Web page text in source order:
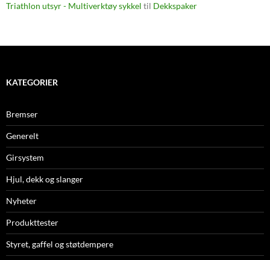
Triathlon utsyr - Multiverktøy sykkel til Dekkspaker
KATEGORIER
Bremser
Generelt
Girsystem
Hjul, dekk og slanger
Nyheter
Produkttester
Styret, gaffel og støtdempere